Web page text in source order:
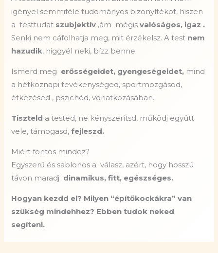
igényel semmiféle tudományos bizonyítékot, hiszen
a testtudat szubjektív ,ám mégisvalóságos, igaz .
Senki nem cáfolhatja meg, mit érzékelsz. A test nem
hazudik, higgyél neki, bízz benne.
Ismerd meg erősségeidet, gyengeségeidet, mind
a hétköznapi tevékenységed, sportmozgásod,
étkezésed , pszichéd, vonatkozásában.
Tiszteld a tested, ne kényszerítsd, működj együtt
vele, támogasd,fejleszd.
Miért fontos mindez?
Egyszerű és sablonos a válasz, azért, hogy hosszú
távon maradj dinamikus, fitt, egészséges.
Hogyan kezdd el? Milyen “építőkockákra” van
szükség mindehhez? Ebben tudok neked
segíteni.